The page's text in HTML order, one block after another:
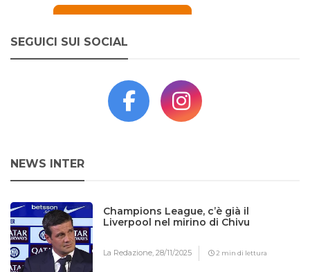
SEGUICI SUI SOCIAL
NEWS INTER
Champions League, c’è già il
Liverpool nel mirino di Chivu
La Redazione,28/11/2025 2 min di lettura